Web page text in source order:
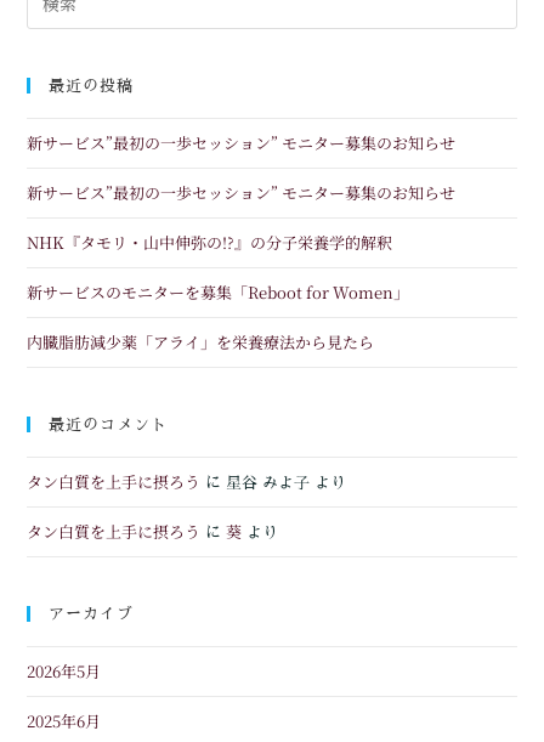
最近の投稿
新サービス”最初の一歩セッション” モニター募集のお知らせ
新サービス”最初の一歩セッション” モニター募集のお知らせ
NHK『タモリ・山中伸弥の!?』の分子栄養学的解釈
新サービスのモニターを募集「Reboot for Women」
内臓脂肪減少薬「アライ」を栄養療法から見たら
最近のコメント
タン白質を上手に摂ろう に 星谷 みよ子 より
タン白質を上手に摂ろう に葵 より
アーカイブ
2026年5月
2025年6月